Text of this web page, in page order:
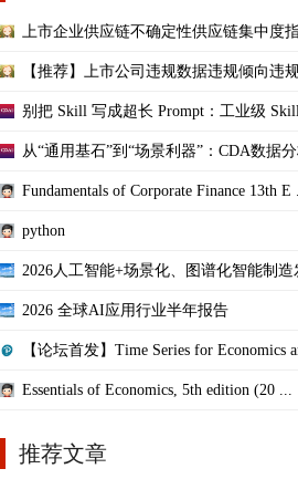
上市企业供应链不确定性供应链集中度
【推荐】上市公司违规数据违规倾向违
别把 Skill 写成超长 Prompt：工业级 Skill
从“通用基石”到“场景利器”：CDA数据分
Fundamentals of Corporate Finance 13th E
python
2026人工智能+场景化、图谱化智能制造
2026 全球AI应用行业半年报告
【论坛首发】Time Series for Economics
Essentials of Economics, 5th edition (20 ...
推荐文章